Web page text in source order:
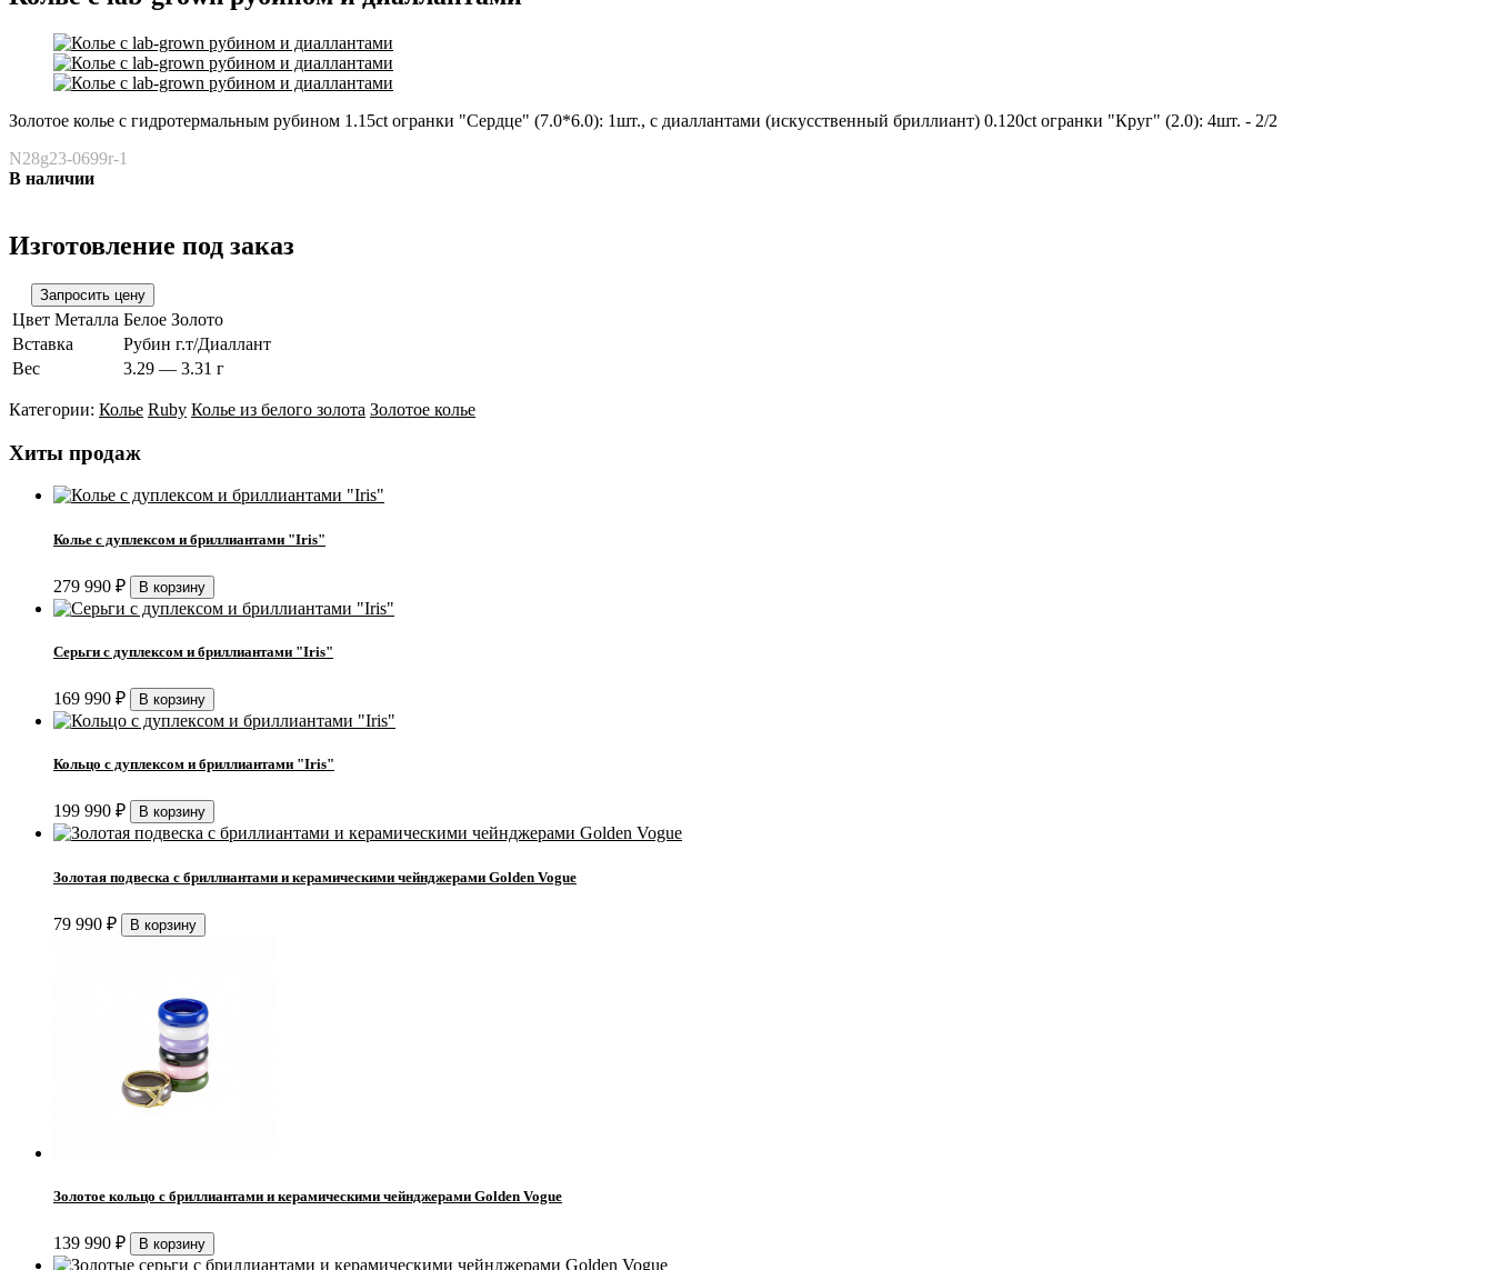
Золотое колье с гидротермальным рубином 1.15ct огранки "Сердце" (7.0*6.0): 1шт., с диаллантами (искусственный бриллиант) 0.120ct огранки "Круг" (2.0): 4шт. - 2/2
N28g23-0699r-1
В наличии
Изготовление под заказ
Цвет Металла Белое Золото
Вставка
Рубин г.т/Диаллант
Вес
3.29 — 3.31 г
Категории: Колье Ruby Колье из белого золота Золотое колье
Хиты продаж
Колье с дуплексом и бриллиантами "Iris"
279 990 ₽
Серьги с дуплексом и бриллиантами "Iris"
169 990 ₽
Кольцо с дуплексом и бриллиантами "Iris"
199 990 ₽
Золотая подвеска с бриллиантами и керамическими чейнджерами Golden Vogue
79 990 ₽
Золотое кольцо с бриллиантами и керамическими чейнджерами Golden Vogue
139 990 ₽